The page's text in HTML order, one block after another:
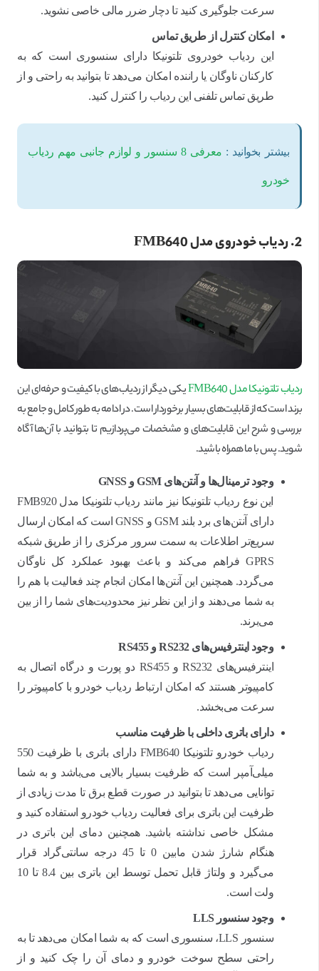
سرعت جلوگیری کنید تا دچار ضرر مالی خاصی نشوید.
امکان کنترل از طریق تماس
این ردیاب خودروی تلتونیکا دارای سنسوری است که به
کارکنان ناوگان یا راننده امکان می‌دهد تا بتوانید به راحتی و از
طریق تماس تلفنی این ردیاب را کنترل کنید.
بیشتر بخوانید : معرفی 8 سنسور و لوازم جانبی مهم ردیاب
خودرو
2. ردیاب خودروی مدل FMB640
ردیاب تلتونیکا مدل FMB640
یکی دیگر از ردیاب‌های با کیفیت و حرفه‌ای این
برند است که از قابلیت‌های بسیار برخوردار است. در ادامه به طور کامل و جامع به
بررسی و شرح این قابلیت‌های و مشخصات می‌پردازیم تا بتوانید با آن‌ها آگاه
شوید. پس با ما همراه باشید.
وجود ترمینال‌ها و آنتن‌هایGSMوGNSS
این نوع ردیاب تلتونیکا نیز مانند ردیاب تلتونیکا مدل FMB920
دارای آنتن‌های برد بلند GSM و GNSS است که امکان ارسال
سریع‌تر اطلاعات به سمت سرور مرکزی را از طریق شبکه
GPRS فراهم می‌کند و باعث بهبود عملکرد کل ناوگان
می‌گردد. همچنین این آنتن‌ها امکان انجام چند فعالیت با هم را
به شما می‌دهند و از این نظر نیز محدودیت‌های شما را از بین
می‌برند.
وجود اینترفیس‌هایRS232وRS455
اینترفیس‌های RS232 و RS455 دو پورت و درگاه اتصال به
کامپیوتر هستند که امکان ارتباط ردیاب خودرو با کامپیوتر را
سرعت می‌بخشد.
دارای باتری داخلی با ظرفیت مناسب
ردیاب خودرو تلتونیکا FMB640 دارای باتری با ظرفیت 550
میلی‌آمپر است که ظرفیت بسیار بالایی می‌باشد و به شما
توانایی می‌دهد تا بتوانید در صورت قطع برق تا مدت زیادی از
ظرفیت این باتری برای فعالیت ردیاب خودرو استفاده کنید و
مشکل خاصی نداشته باشید. همچنین دمای این باتری در
هنگام شارژ شدن مابین 0 تا 45 درجه سانتی‌گراد قرار
می‌گیرد و ولتاژ قابل تحمل توسط این باتری بین 8.4 تا 10
ولت است.
وجود سنسورLLS
سنسور LLS، سنسوری است که به شما امکان می‌دهد تا به
راحتی سطح سوخت خودرو و دمای آن را چک کنید و از